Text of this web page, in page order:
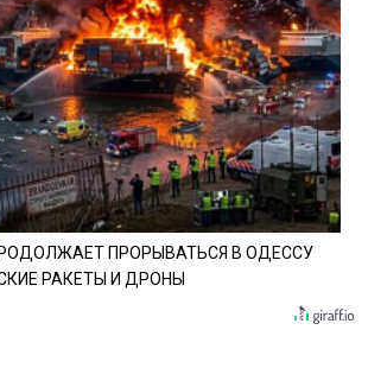
ПРОРЫВАТЬСЯ В ОДЕССУ
РАКЕТЫ И ДРОНЫ